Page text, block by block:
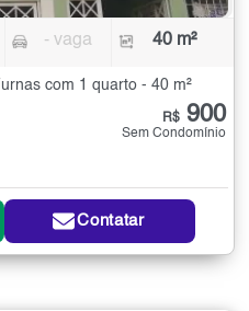
- vaga 40 m²
com 1 quarto - 40 m²
R$ 900
Sem Condomínio
Contatar